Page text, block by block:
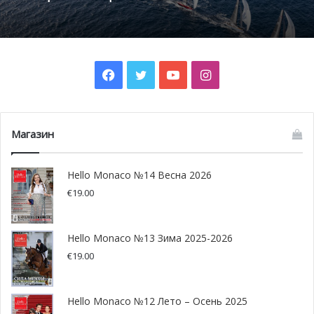
особому случаю из «средневекового города ста башен».
лучших шеф-поваров. Этим летом почетный титул
«белого трюфеля Альбы» будет вручен
Филиппу Жоаннесу , шеф-повару отеля Fairmont в
Монако, а также обладателю титула заслуженного
Facebook
TwitterYouTubeInstagram
Магазин
Hello Monaco №14 Весна 2026
€19.00
Hello Monaco №13 Зима 2025-2026
€19.00
Hello Monaco №12 Лето – Осень 2025